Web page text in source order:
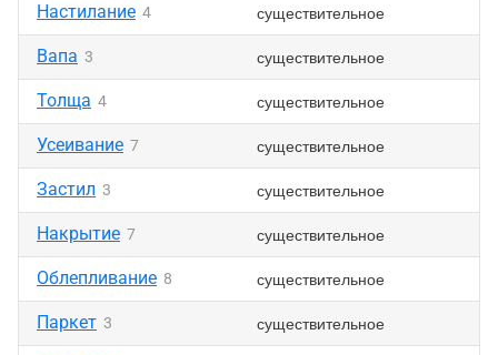
Настилание 4 существительное
Вапа 3 существительное
Толща 4 существительное
Усеивание 7 существительное
Застил 3 существительное
Накрытие 7 существительное
Облепливание 8 существительное
Паркет 3 существительное